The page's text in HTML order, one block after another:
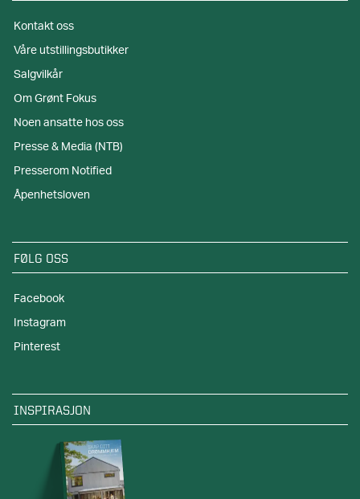
Kontakt oss
Våre utstillingsbutikker
Salgvilkår
Om Grønt Fokus
Noen ansatte hos oss
Presse & Media (NTB)
Presserom Notified
Åpenhetsloven
FØLG OSS
Facebook
Instagram
Pinterest
INSPIRASJON